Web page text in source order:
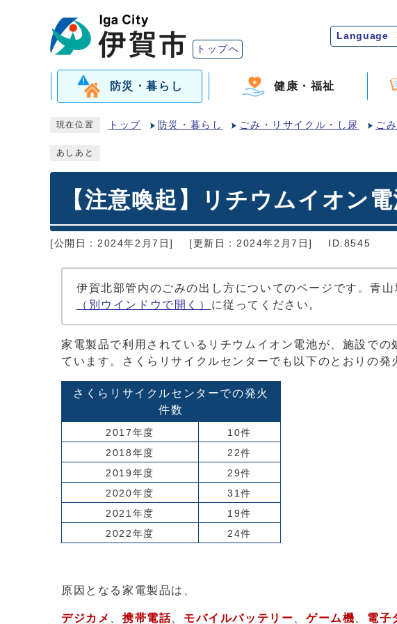
トップへ
Language
防災・暮らし 健康・福祉
現在位置 トップ 防災・暮らし ごみ・リサイクル・し尿 ご
あしあと
【注意喚起】リチウムイオン
[公開日：2024年2月7日] [更新日：2024年2月7日] ID:8545
伊賀北部管内のごみの出し方についてのページです。青山
（別ウインドウで開く） に従ってください。
家電製品で利用されているリチウムイオン電池が、施設で
ています。さくらリサイクルセンターでも以下のとおりの発
さくらリサイクルセンターでの発火
件数
2017年度
10件
2018年度
22件
2019年度
29件
2020年度
31件
2021年度
19件
2022年度
24件
原因となる家電製品は、
デジカメ 、携帯電話 モバイルバッテリー 、ゲーム機 電子